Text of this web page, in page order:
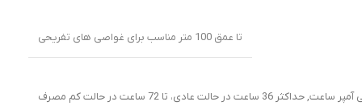
تا عمق 100 متر مناسب برای غواصی های تفریحی
,حداکثر 36 ساعت در حالت عادی، تا 72 ساعت در حالت کم مصرف